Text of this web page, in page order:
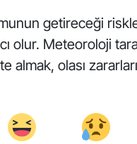
getireceği
olur. Meteoroloji
almak, olası